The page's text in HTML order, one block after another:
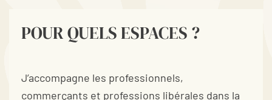
POUR QUELS ESPACES ?
J’accompagne les professionnels,
commerçants et professions libérales dans la